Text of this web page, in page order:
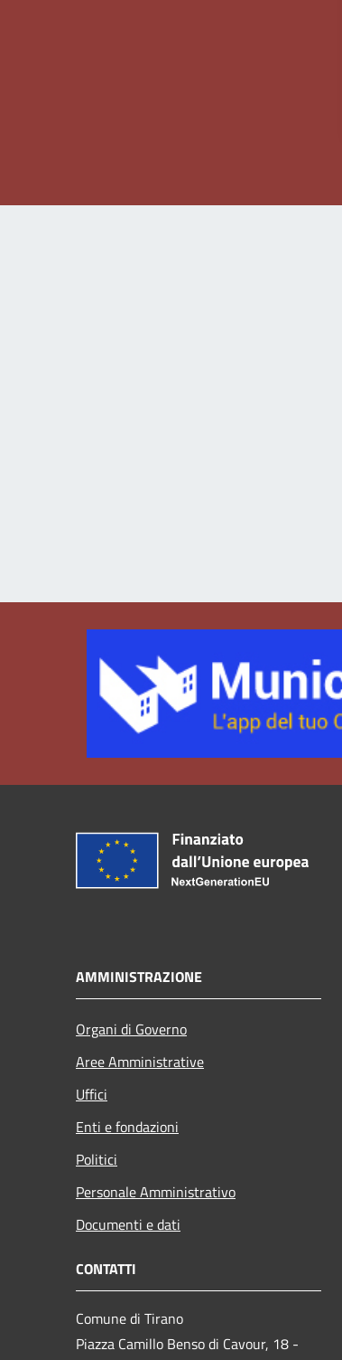
AMMINISTRAZIONE
Organi di Governo
Aree Amministrative
Uffici
Enti e fondazioni
Politici
Personale Amministrativo
Documenti e dati
CONTATTI
Comune di Tirano
Piazza Camillo Benso di Cavour, 18 -